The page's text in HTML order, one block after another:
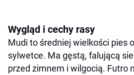
Wygląd i cechy rasy
Mudi to średniej wielkości pies
sylwetce. Ma gęstą, falującą
przed zimnem i wilgocią. Futro